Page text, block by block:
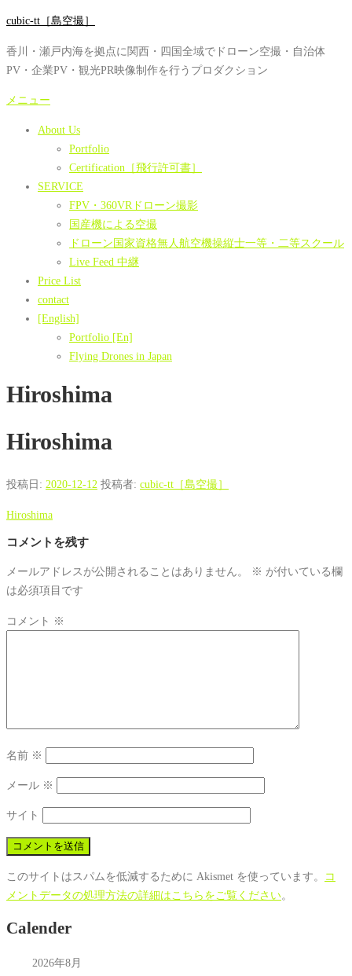
コ
テ
ン
ツ
cubic-tt［島空撮］
香川・瀬戸内海を拠点に関西・四国全域でドローン空撮・自治体
PV・企業PV・観光PR映像制作を行うプロダクション
メニュー
About Us
Portfolio
Certification［飛行許可書］
SERVICE
FPV・360VRドローン撮影
国産機による空撮
ドローン国家資格無人航空機操縦士一等・二等スクール
Live Feed 中継
Price List
contact
[English]
Portfolio [En]
Flying Drones in Japan
Hiroshima
Hiroshima
投稿日: 2020-12-12 投稿者: cubic-tt［島空撮］
Hiroshima
コメントを残す
メールアドレスが公開されることはありません。 ※ が付いている欄
は必須項目です
コメント ※
名前 ※
メール ※
サイト
このサイトはスパムを低減するために Akismet を使っています。
コ
メントデータの処理方法の詳細はこちらをご覧ください。
Calender
2026年8月